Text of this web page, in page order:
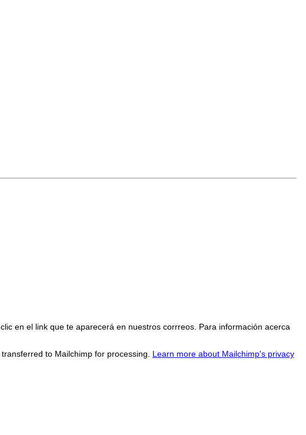
en el link que te aparecerá en nuestros corrreos. Para información acerca
to Mailchimp for processing. Learn more about Mailchimp's privacy